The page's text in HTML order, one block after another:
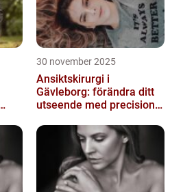
30 november 2025
Ansiktskirurgi i
Gävleborg: förändra ditt
utseende med precision